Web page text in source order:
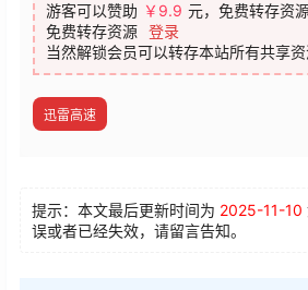
游客可以赞助 ￥9.9 元，免费转存资
免费转存资源 登录
当然解锁会员可以转存本站所有共享资
迅雷高速
提示：本文最后更新时间为 2025-11-10
误或者已经失效，请留言告知。